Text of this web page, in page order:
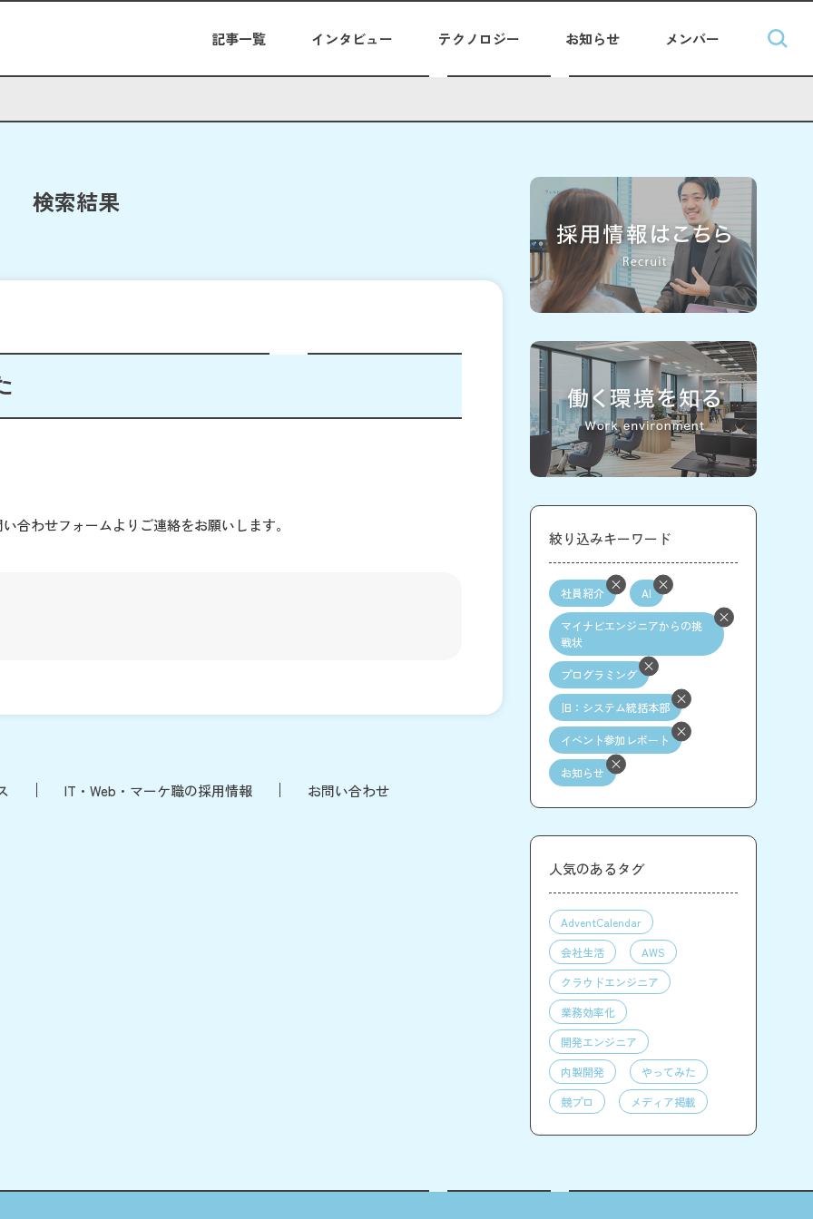
記事一覧 インタビュー テクノロジー お知らせ メンバー
検索結果
合わせフォームよりご連絡をお願いします。
IT・Web・マーケ職の採用情報 お問い合わせ
絞り込みキーワード
社員紹介 AI
マイナビエンジニアからの挑
戦状
プログラミング
旧：システム統括本部
イベント参加レポート
お知らせ
人気のあるタグ
AdventCalendar
会社生活
AWS
クラウドエンジニア
業務効率化
開発エンジニア
内製開発
やってみた
競プロ
メディア掲載